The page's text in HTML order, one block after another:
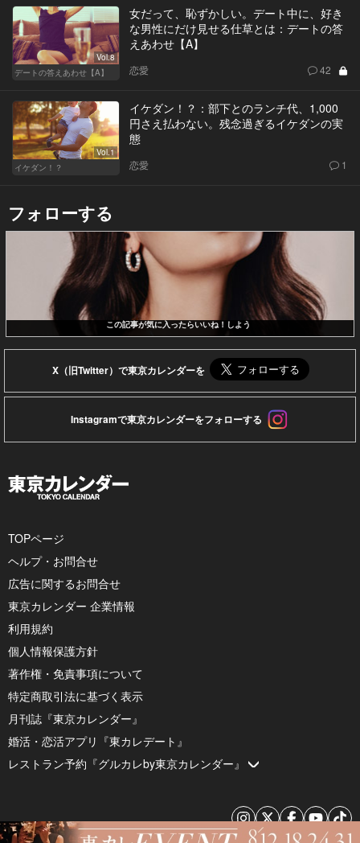
Vol.8
デートの答えあわせ【A】
女だって、恥ずかしい。デート中に、好き
な男性にだけ見せる仕草とは：デートの答
えあわせ【A】
恋愛 42
Vol.1
イケダン！？
イケダン！？：部下とのランチ代、1,000
円さえ払わない。残念過ぎるイケダンの実
態
恋愛 1
フォローする
この記事が気に入ったらいいね！しよう
X（旧Twitter）で東京カレンダーを
Instagramで東京カレンダーをフォローする
TOPページ
ヘルプ・お問合せ
広告に関するお問合せ
東京カレンダー 企業情報
利用規約
個人情報保護方針
著作権・免責事項について
特定商取引法に基づく表示
月刊誌『東京カレンダー』
婚活・恋活アプリ『東カレデート』
レストラン予約『グルカレby東京カレンダー』
© 2026 by Tokyo Calendar, Inc.